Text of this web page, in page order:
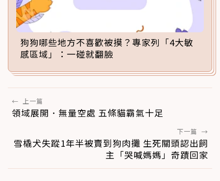
狗狗哪些地方不喜歡被摸？專家列「4大敏
感區域」：一碰就翻臉
← 上一篇
領域展開．無量空處 五條貓霸氣十足
下一篇 →
雪橇犬失蹤1年半被賣到狗肉攤 生死關頭認出飼
主「哭喊媽媽」奇蹟回家